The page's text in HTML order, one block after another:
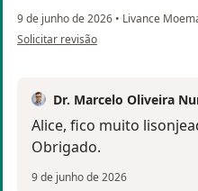
9 de junho de 2026 • Livance
na opinião do utilizador Alice
Solicitar revisão
Dr. Marcelo Oliveira
Alice, fico muito
Obrigado.
9 de junho de 2026